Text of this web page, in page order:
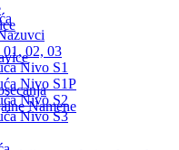
Namene
02, 03
Nivo S1
Nivo S1P
Nivo S2
Nivo S3